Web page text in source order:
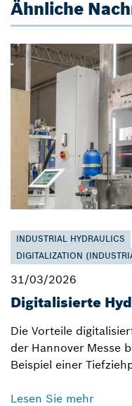
Ähnliche
INDUSTRIAL HYDRAULICS
DIGITALIZATION
31/03/2026
Digitalisierte
Die Vorteile
der Hannover Messe
Beispiel einer
Lesen Sie mehr